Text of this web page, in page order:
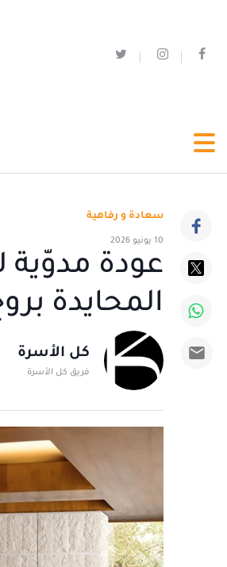
سعادة و رفاهية
10 يونيو 2026
عودة مدوّية
المحايدة
كل الأسرة
فريق كل الأسرة